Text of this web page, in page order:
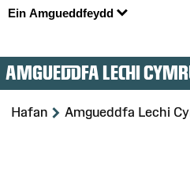
Ein Amgueddfeydd
AMGUEDDFA LECHI
Hafan >Amgueddfa Lechi